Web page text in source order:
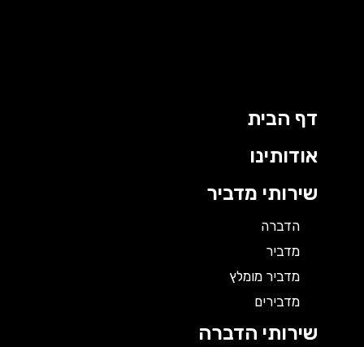
דף הבית
אודותינו
שירותי מדביר
הדברה
מדביר
מדביר מומלץ
מדבירים
שירותי הדברה